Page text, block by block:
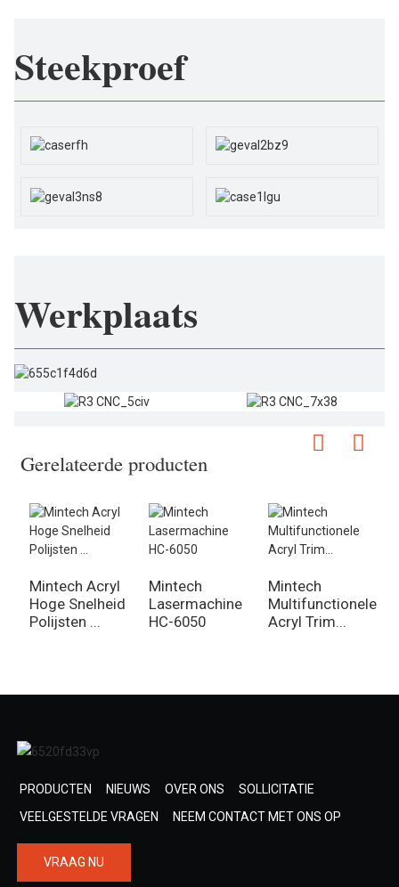
Steekproef
Werkplaats
Gerelateerde producten
Mintech Acryl
Hoge Snelheid
Polijsten ...
Mintech
Lasermachine
HC-6050
Mintech
Multifunctionele
Acryl Trim...
PRODUCTEN NIEUWS OVER ONS
SOLLICITATIE
VEELGESTELDE VRAGEN
NEEM CONTACT MET ONS OP
VRAAG NU